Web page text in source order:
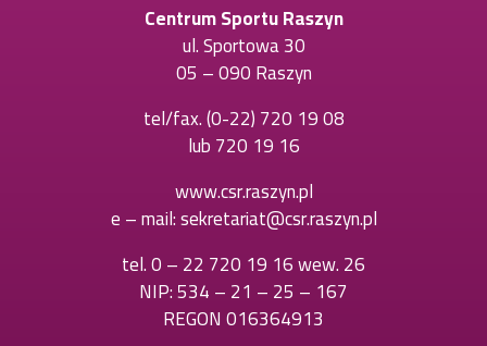
Centrum Sportu Raszyn
ul. Sportowa 30
05 – 090 Raszyn
tel/fax.(0-22) 720 19 08
karcie
lub720 19 16
w
nowej
karcie
www.csr.raszyn.pl
e – mail:sekretariat@csr.raszyn.pl
tel.0 – 22 720 19 16 wew. 26
NIP: 534 – 21 – 25 – 167
REGON 016364913